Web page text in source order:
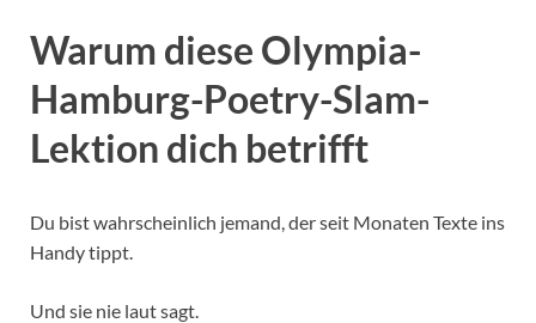
Warum diese Olympia-
Hamburg-Poetry-Slam-
Lektion dich betrifft
Du bist wahrscheinlich jemand, der seit Monaten Texte ins
Handy tippt.
Und sie nie laut sagt.